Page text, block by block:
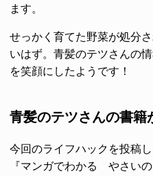
ます。
せっかく育てた野菜が処分
いはず。青髪のテツさんの
を笑顔にしたようです！
青髪のテツさんの書籍
今回のライフハックを投稿
『マンガでわかる やさい